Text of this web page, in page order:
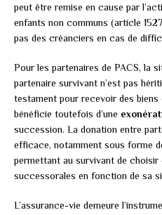
peut être remise en cause par
enfants non communs (article
pas des créanciers en cas de
Pour les partenaires de PACS, la
partenaire survivant n’est pas
testament pour recevoir des biens
bénéficie toutefois d’une
succession. La donation entre
efficace, notamment sous forme
permettant au survivant de choisir
successorales en fonction de sa
L’assurance-vie demeure